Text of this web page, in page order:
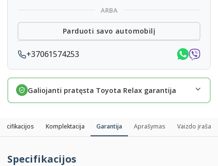
ARBA
Parduoti savo automobilį
+37061574253
Galiojanti pratęsta Toyota Relax garantija
Komplektacija Garantija Aprašymas Vaizdo įrašas
Specifikacijos